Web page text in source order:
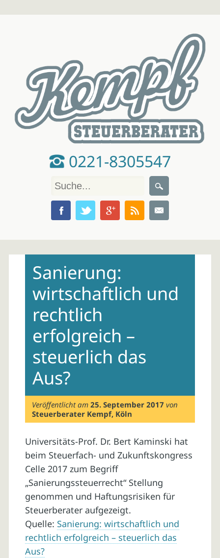
0221-8305547
contentSanierung:
wirtschaftlich und
rechtlich
erfolgreich –
steuerlich das
Aus?
Veröffentlicht am25. September 2017 von
Steuerberater Kempf, Köln
Universitäts-Prof. Dr. Bert Kaminski hat
beim Steuerfach- und Zukunftskongress
Celle 2017 zum Begriff
„Sanierungssteuerrecht“ Stellung
genommen und Haftungsrisiken für
Steuerberater aufgezeigt.
Quelle: Sanierung: wirtschaftlich und
rechtlich erfolgreich – steuerlich das
Aus?